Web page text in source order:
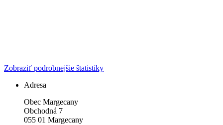
Zobraziť podrobnejšie štatistiky
Adresa
Obec Margecany
Obchodná 7
055 01 Margecany